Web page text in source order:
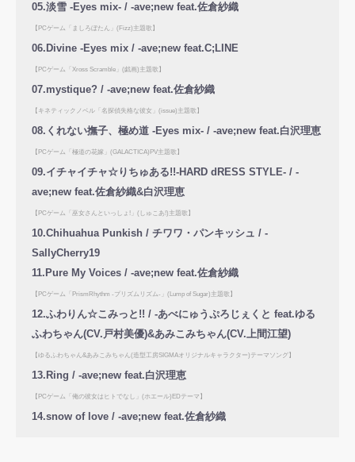
05.淡雪 -Eyes mix- / -ave;new feat.佐倉紗織
【PCゲーム「ましろぼたん」(Fizz)主題歌】
06.Divine -Eyes mix / -ave;new feat.C;LINE
【PCゲーム「Xross Scramble」(戯画)主題歌】
07.mystique? / -ave;new feat.佐倉紗織
【キネティックノベル「名探偵失格な彼女」(issue)主題歌】
08.くれない撫子、極め道 -Eyes mix- / -ave;new feat.白沢理恵
【PCゲーム「極道の花嫁」(GALACTICA)PV主題歌】
09.イチャイチャ☆りちゅある!!-HARD dRESS STYLE- / -
ave;new feat.佐倉紗織&白沢理恵
【PCゲーム「巫女さんといっしょ!」(しゅこあ!)主題歌】
10.Chihuahua Punkish / チワワ・パンキッシュ / -
SallyCherry19
11.Pure My Voices / -ave;new feat.佐倉紗織
【PCゲーム「PrismRhythm -プリズムリズム-」(Lump of Sugar)主題歌】
12.ふわりん☆こみっと!! / -あべにゅうぷろじぇくと feat.ゆる
ふわちゃん(CV.戸村美優)&あみこみちゃん(CV.上間江望)
【ゆるふわちゃん&あみこみちゃん(造型工房SIGMAオリジナルキャラクター)テーマソング】
13.Ring / -ave;new feat.白沢理恵
【PCゲーム「俺の彼女はヒトでなし」(ホエール)EDテーマ】
14.snow of love / -ave;new feat.佐倉紗織